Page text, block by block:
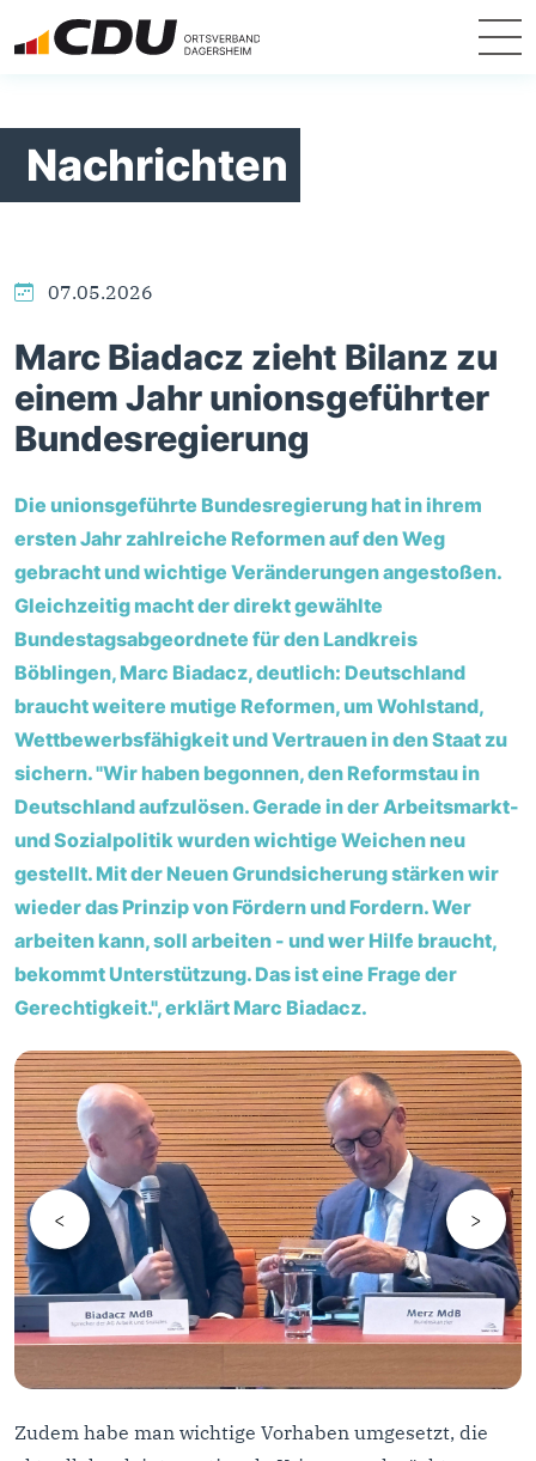
Nachrichten
07.05.2026
Marc Biadacz zieht Bilanz zu
einem Jahr unionsgeführter
Bundesregierung
Die unionsgeführte Bundesregierung hat in ihrem
ersten Jahr zahlreiche Reformen auf den Weg
gebracht und wichtige Veränderungen angestoßen.
Gleichzeitig macht der direkt gewählte
Bundestagsabgeordnete für den Landkreis
Böblingen, Marc Biadacz, deutlich: Deutschland
braucht weitere mutige Reformen, um Wohlstand,
Wettbewerbsfähigkeit und Vertrauen in den Staat zu
sichern. "Wir haben begonnen, den Reformstau in
Deutschland aufzulösen. Gerade in der Arbeitsmarkt-
und Sozialpolitik wurden wichtige Weichen neu
gestellt. Mit der Neuen Grundsicherung stärken wir
wieder das Prinzip von Fördern und Fordern. Wer
arbeiten kann, soll arbeiten - und wer Hilfe braucht,
bekommt Unterstützung. Das ist eine Frage der
Gerechtigkeit.", erklärt Marc Biadacz.
< >
Zudem habe man wichtige Vorhaben umgesetzt, die